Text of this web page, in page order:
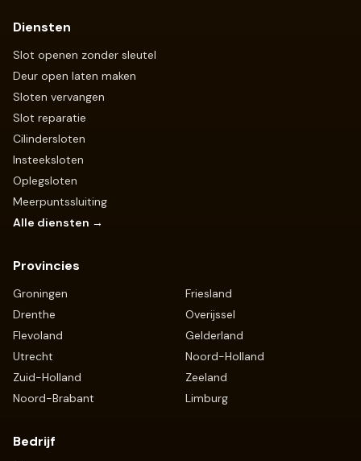
Diensten
Slot openen zonder sleutel
Deur open laten maken
Sloten vervangen
Slot reparatie
Cilindersloten
Insteeksloten
Oplegsloten
Meerpuntssluiting
Alle diensten →
Provincies
Groningen
Friesland
Drenthe
Overijssel
Flevoland
Gelderland
Utrecht
Noord-Holland
Zuid-Holland
Zeeland
Noord-Brabant
Limburg
Bedrijf